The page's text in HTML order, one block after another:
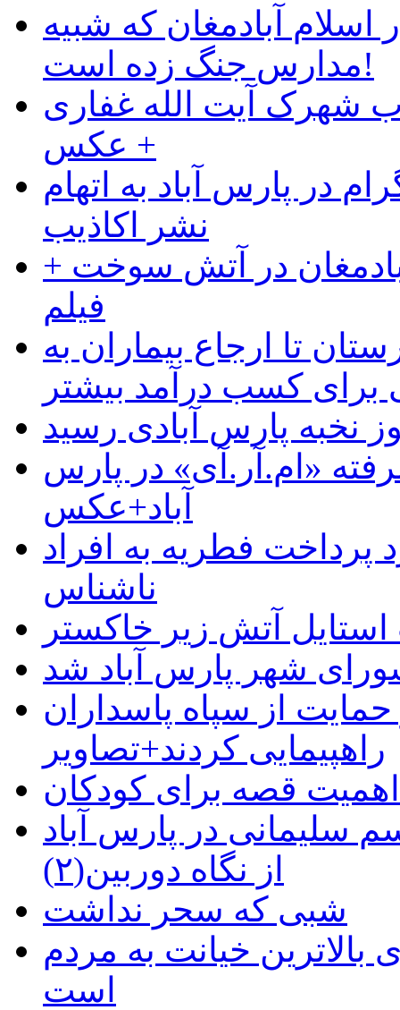
آبادمغان که شبیه
مدارس جنگ زده است!
شهرک آیت الله غفاری
+ عکس
در پارس آباد به اتهام
نشر اکاذیب
در آتش سوخت +
فیلم
تا ارجاع بیماران به
کسب درآمد بیشتر
نخبه پارس آبادی رسید
«ام.آر.آی» در پارس
آباد+عکس
پرداخت فطریه به افراد
ناشناس
آتش زیر خاکستر
شهر پارس آباد شد
از سپاه پاسداران
راهپیمایی کردند+تصاویر
سلیمانی در پارس آباد
از نگاه دوربین(۲)
شبی که سحر نداشت
خیانت به مردم
است